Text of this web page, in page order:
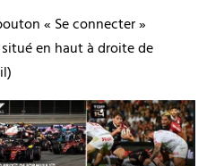
« Se connecter »
en haut à droite de